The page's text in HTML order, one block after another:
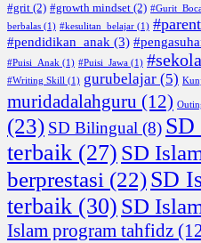
#grit (2) #growth mindset (2)
berbalas (1) #kesulitan_belajar (1)
#pendidikan_anak (3)
#Puisi_Anak (1) #Puisi_Jawa (1)
#Writing Skill (1) gurubelajar (5)
muridadalahguru (12)
(23) SD Bilingual (8) SD
terbaik (27) SD
berprestasi (22)SD
terbaik (30) SD
Islam program tahfidz